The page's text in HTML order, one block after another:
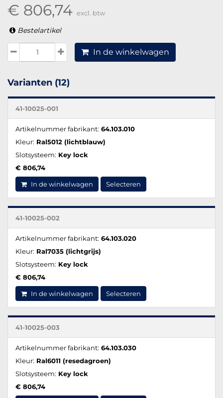
€ 806,74 excl. btw
Bestelartikel
In de winkelwagen
Varianten (12)
41-10025-001
Artikelnummer fabrikant: 64.103.010
Kleur: Ral5012 (lichtblauw)
Slotsysteem: Key lock
€ 806,74
In de winkelwagen Selecteren
41-10025-002
Artikelnummer fabrikant: 64.103.020
Kleur: Ral7035 (lichtgrijs)
Slotsysteem: Key lock
€ 806,74
In de winkelwagen Selecteren
41-10025-003
Artikelnummer fabrikant: 64.103.030
Kleur: Ral6011 (resedagroen)
Slotsysteem: Key lock
€ 806,74